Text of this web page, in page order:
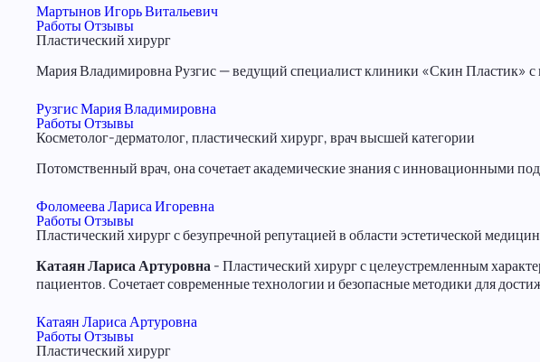
Мартынов Игорь Витальевич
РаботыОтзывы
Пластический хирург
Мария Владимировна Рузгис — ведущий специалист клиники «Скин Пластик»
Рузгис Мария Владимировна
РаботыОтзывы
Косметолог-дерматолог, пластический хирург, врач высшей категории
Потомственный врач, она сочетает академические знания с инновационными
Фоломеева Лариса Игоревна
РаботыОтзывы
Пластический хирург с безупречной репутацией в области эстетической
Катаян Лариса Артуровна- Пластический хирург с целеустремленным
пациентов. Сочетает современные технологии и безопасные методики для
Катаян Лариса Артуровна
РаботыОтзывы
Пластический хирург